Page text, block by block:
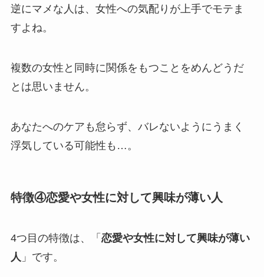
逆にマメな人は、女性への気配りが上手でモテま
すよね。
複数の女性と同時に関係をもつことをめんどうだ
とは思いません。
あなたへのケアも怠らず、バレないようにうまく
浮気している可能性も…。
特徴④恋愛や女性に対して興味が薄い人
4つ目の特徴は、「 恋愛や女性に対して興味が薄い
人 」です。